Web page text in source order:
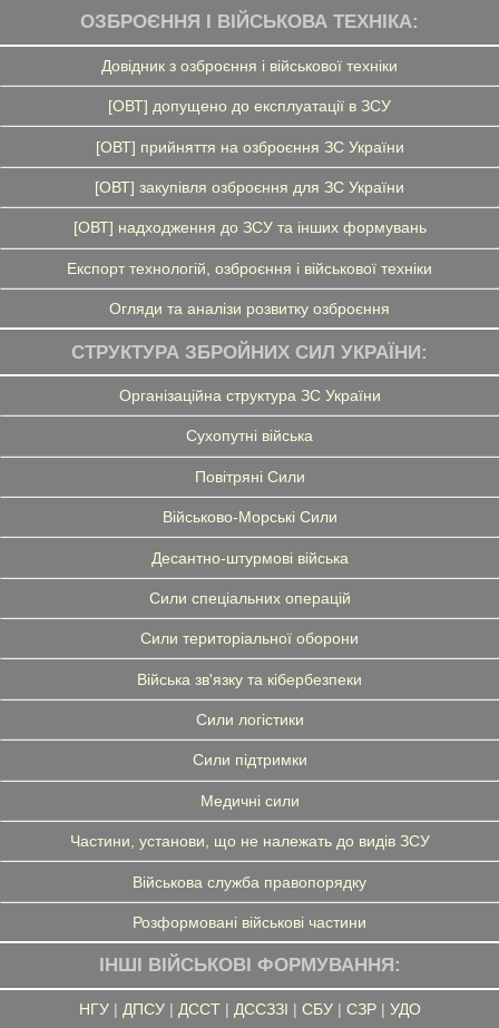
ОЗБРОЄННЯ І ВІЙСЬКОВА ТЕХНІКА:
Довідник з озброєння і військової техніки
[ОВТ] допущено до експлуатації в ЗСУ
[ОВТ] прийняття на озброєння ЗС України
[ОВТ] закупівля озброєння для ЗС України
[ОВТ] надходження до ЗСУ та інших формувань
Експорт технологій, озброєння і військової техніки
Огляди та аналізи розвитку озброєння
СТРУКТУРА ЗБРОЙНИХ СИЛ УКРАЇНИ:
Організаційна структура ЗС України
Сухопутні війська
Повітряні Сили
Військово-Морські Сили
Десантно-штурмові війська
Сили спеціальних операцій
Сили територіальної оборони
Війська зв'язку та кібербезпеки
Сили логістики
Сили підтримки
Медичні сили
Частини, установи, що не належать до видів ЗСУ
Військова служба правопорядку
Розформовані військові частини
ІНШІ ВІЙСЬКОВІ ФОРМУВАННЯ:
НГУ| ДПСУ| ДССТ| ДССЗЗІ | СБУ| СЗР| УДО